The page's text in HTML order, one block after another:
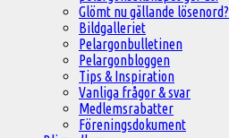
Glömt nu gällande lösenord?
Bildgalleriet
Pelargonbulletinen
Pelargonbloggen
Tips & Inspiration
Vanliga frågor & svar
Medlemsrabatter
Föreningsdokument